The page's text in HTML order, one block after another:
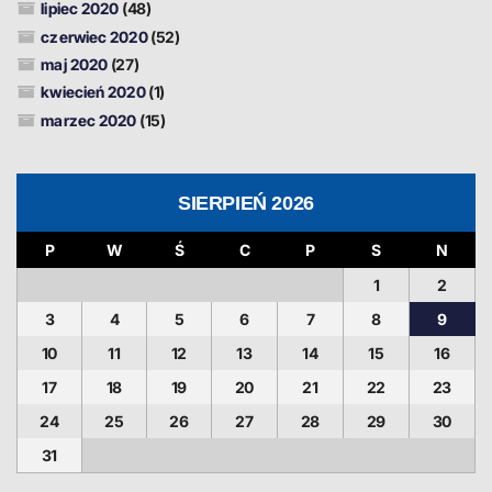
lipiec 2020 (48)
czerwiec 2020(52)
maj 2020 (27)
kwiecień 2020(1)
marzec 2020 (15)
SIERPIEŃ 2026
P W Ś C P S
N
1
2
3
4 5 6 7 8
9
10
11 12 13 14 15
16
17
18 19 20 21 22
23
24
25 26 27 28 29
30
31